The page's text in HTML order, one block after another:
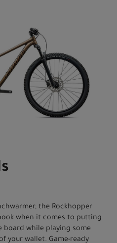
the Rockhopper
when it comes to putting
while playing some
your wallet. Game-ready